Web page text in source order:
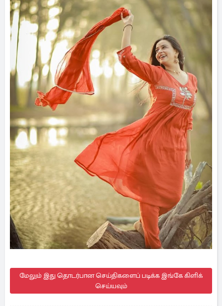
மேலும் இது தொடர்பான செய்திகளைப் படிக்க இங்கே கிளிக்
செய்யவும்